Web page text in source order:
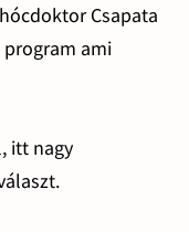
Csapata
ami
itt nagy